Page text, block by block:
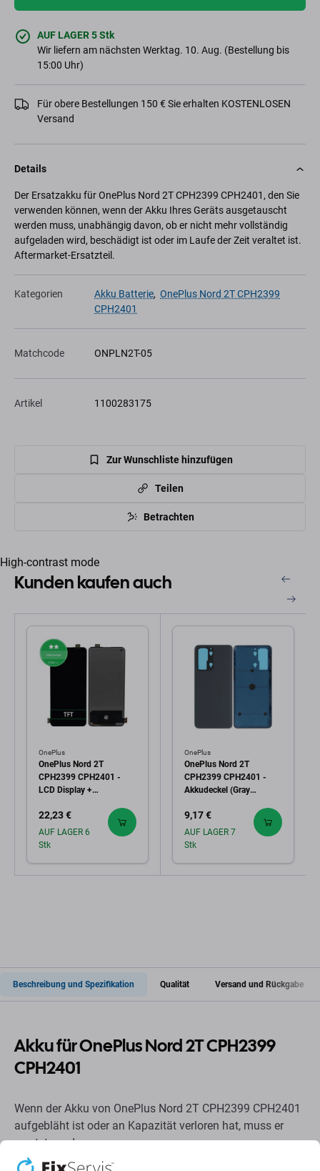
AUF LAGER 5 Stk
Wir liefern am nächsten Werktag. 10. Aug. (Bestellung bis
15:00 Uhr)
Für obere Bestellungen 150 € Sie erhalten KOSTENLOSEN
Versand
Details
Der Ersatzakku für OnePlus Nord 2T CPH2399 CPH2401, den Sie
verwenden können, wenn der Akku Ihres Geräts ausgetauscht
werden muss, unabhängig davon, ob er nicht mehr vollständig
aufgeladen wird, beschädigt ist oder im Laufe der Zeit veraltet ist.
Aftermarket-Ersatzteil.
Kategorien Akku Batterie, OnePlus Nord 2T CPH2399
CPH2401
Matchcode ONPLN2T-05
Artikel 1100283175
Zur Wunschliste hinzufügen
Teilen
Betrachten
High-contrast mode
Kunden kaufen auch
OnePlus
OnePlus Nord 2T
CPH2399 CPH2401 -
LCD Display +
TFT
22,23 €
AUF LAGER 6
Stk
OnePlus
OnePlus Nord 2T
CPH2399 CPH2401 -
Akkudeckel (Gray
9,17 €
AUF LAGER 7
Stk
Beschreibung und Spezifikation Qualität Versand und Rückgabe
Akku für OnePlus Nord 2T CPH2399
CPH2401
Wenn der Akku von OnePlus Nord 2T CPH2399 CPH2401
aufgebläht ist oder an Kapazität verloren hat, muss er
ersetzt werden.